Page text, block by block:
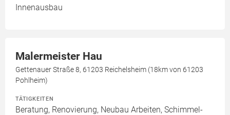
Innenausbau
Malermeister Hau
Gettenauer Straße 8, 61203 Reichelsheim (18km von 61203
Pohlheim)
TÄTIGKEITEN
Beratung, Renovierung, Neubau Arbeiten, Schimmel-